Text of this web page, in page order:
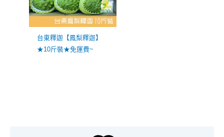
台東釋迦【鳳梨釋迦】
★10斤裝★免運費~